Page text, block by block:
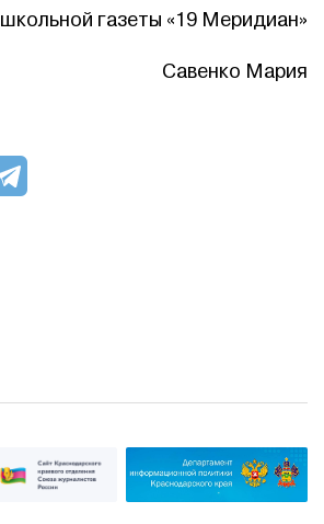
школьной газеты «19 Меридиан»
Савенко Мария